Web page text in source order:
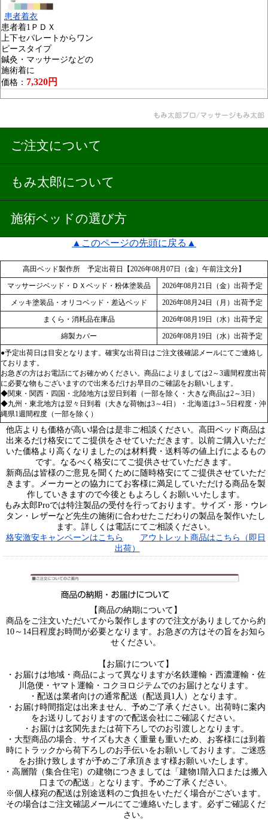
患者着衣
患者着1ＰＤＸ
上下セパレートからワン
ピースタイプ
鍼灸・マッサージなどの
施術着に
価格： 7,320円
ご注文について
もみ太郎について
施術ベッドの選び方
▲このページの先頭に戻る▲
高田ベッド製作所 予定出荷日【2026年08月07日（金）午前注文分】
マッサージベッド・ＤＸベッド・粉体塗装品
2026年08月21日（金）出荷予定
メッキ塗装品・オリコベッド・差込ベッド
2026年08月24日（月）出荷予定
まくら・消耗品在庫品
2026年08月19日（水）出荷予定
綿製カバー
2026年08月19日（水）出荷予定
●予定出荷日は目安となります。確実な出荷日はご注文後確認メールにてご連絡し
ております。
お急ぎの方はお電話にてお確かめください。商品によりましては2～3週間程度出荷
に必要な物もございますので出来るだけお早目のご確認をお願いします。
◆関東・関西・四国・北陸地方は翌日到着（一部を除く・大きな商品は2～3日）
◆九州・東北地方は翌々日到着（大きな荷物は3～4日）・北海道は3～5日程度・沖
縄県1週間程度（一部を除く）
他店よりも価格が高い場合は是非ご相談ください。高田ベッド商品は
出来るだけ格安にてご提供をさせていただきます。以前ご購入いただ
いた価格より高くなりましたのは材料費・送料等の値上げによるもの
です。なるべく格安にてご提供させていただきます。
新商品は皆様のご意見を聞くために随時格安にてご提供させていただ
きます。メーカーとの協力にてお客様に満足していただける商品を製
作していきますので今後ともよろしくお願いいたします。
もみ太郎Proでは特注製品の受付を行っております。サイズ・形・ウレ
タン・レザーなど先生の施術に合わせたこだわりの製品を製作いたし
ます。詳しくは電話にてご相談ください。
格安激安キャンペーンはこちら
アウトレット商品はこちら（即日
出荷）
【商品の納期について】
商品をご注文いただいてから製作しますので注文がありましてから約
10～14日程度お時間が必要となります。お急ぎの方はその旨をお知ら
せください。
【お届けについて】
・お届けは地域・商品によって異なりますが名鉄運輸・西濃運輸・佐
川急便・ヤマト運輸・コクヨロジテムでのお届けとなります。
・配送は業者向けの通常配送（配送員1人）となります。
・お届け時間指定は出来ません、予めご了承ください。出荷時に案内
をお送りしておりますので配送会社にご確認ください。
・お届けは玄関先または荷下ろしでのお引渡しとなります。
・大型商品の場合、サイズも大きく重量も重いため、お客様には到着
時にトラックから荷下ろしのお手伝いをお願いしております。ご迷惑
をお掛け致しますが予めご了承頂きます様お願いいたします。
・高層階（集合住宅）の建物につきましては「建物1階入口または搬入
口までの配送」となります。予めご了承ください。
※個人様宛の配送は別途送料のご負担をいただく場合がございます。
その場合はご注文確認メールにてご連絡いたします。必ずご確認くだ
さい。